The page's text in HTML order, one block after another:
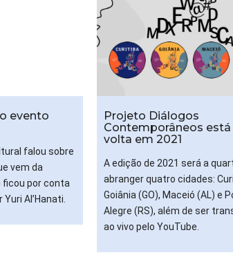
evento
falou sobre
vem da
ficou por conta
Al’Hanati.
Projeto Diálogos
Contemporâneos está
volta em 2021
A edição de 2021 será a
abranger quatro cidades:
Goiânia (GO), Maceió (AL) e
Alegre (RS), além de ser
ao vivo pelo YouTube.